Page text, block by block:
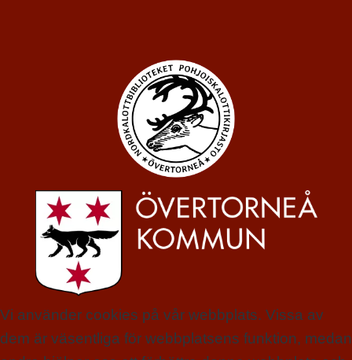
Vi använder cookies på vår webbplats. Vissa av
dem är väsentliga för webbplatsens funktion, medan